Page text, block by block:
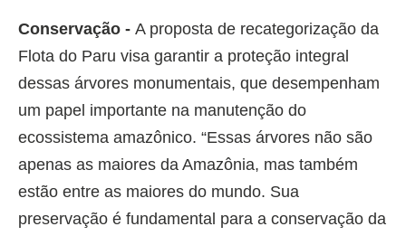
Conservação - A proposta de recategorização da
Flota do Paru visa garantir a proteção integral
dessas árvores monumentais, que desempenham
um papel importante na manutenção do
ecossistema amazônico. “Essas árvores não são
apenas as maiores da Amazônia, mas também
estão entre as maiores do mundo. Sua
preservação é fundamental para a conservação da